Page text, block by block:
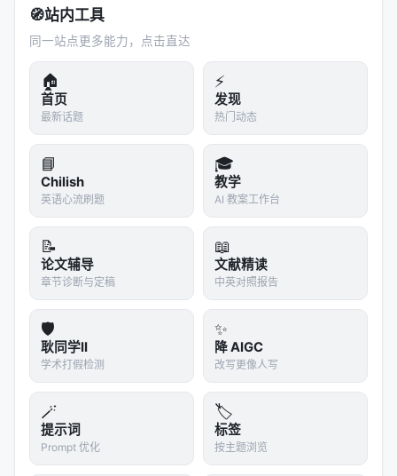
型能力的是那些难题的解法
适区"，回避真正困难的挑战。
#### 3. RiVER的解决方案：实例级对比+顶部聚焦
实例内对比（Instance-wise Comparison）
RiVER不比较跨实例的绝对评分，而是在每个实例内部
进行
。对于每个测试用例，它将所有候选解
按评分排序，然后根据排名分配奖励：
排名越高，奖励越大。
但即使是非最优解，只要表现合理，也能获得
的正奖励
这就像老师批改作业时，不是给绝对分数，而是
说："这次你比上次进步了"或"你在班里排前10%"——
这种相对比较消除了尺度问题。
顶部聚焦（Top-Rank Emphasis）
RiVER对排名最高的解给予
显著更高的奖励
他有效解的奖励不为零。这就像：
冠军获得金牌，但银牌和铜牌也有价值。
🧭站内工具
同一站点更多能力，点击直达
🏠
首页
最新话题
⚡
发现
热门动态
📘
Chilish
英语心流刷题
🎓
教学
AI 教案工作台
📝
论文辅导
章节诊断与定稿
📖
文献精读
中英对照报告
🛡️
耿同学II
学术打假检测
✨
降 AIGC
改写更像人写
🪄
提示词
Prompt 优化
🏷️
标签
按主题浏览